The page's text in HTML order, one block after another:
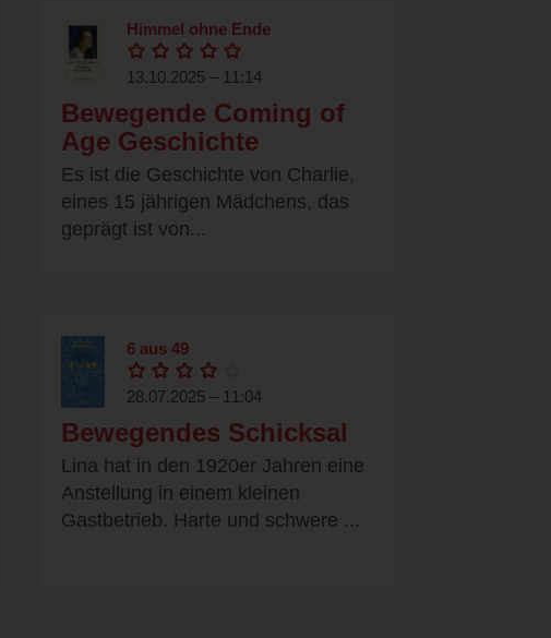
Himmel ohne Ende
13.10.2025 – 11:14
Bewegende Coming of
Age Geschichte
Es ist die Geschichte von Charlie,
eines 15 jährigen Mädchens, das
geprägt ist von...
6 aus 49
28.07.2025 – 11:04
Bewegendes Schicksal
Lina hat in den 1920er Jahren eine
Anstellung in einem kleinen
Gastbetrieb. Harte und schwere ...